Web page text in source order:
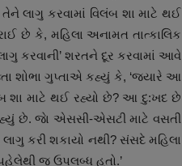
લાગુ કરવામાં વિલંબ શા માટે થઈ
છે કે, મહિલા અનામત તાત્કાલિક
કરવાની’ શરતને દૂર કરવામાં આવે
શોભા ગુપ્તાએ કહ્યું કે, ‘જ્યારે આ
શા માટે થઈ રહ્યો છે? આ દુ:ખદ છે
છે. જાે એસસી-એસટી માટે વસતી
કરી શકાયો નથી? સંસદે મહિલા
જ ઉપલબ્ધ હતો.’